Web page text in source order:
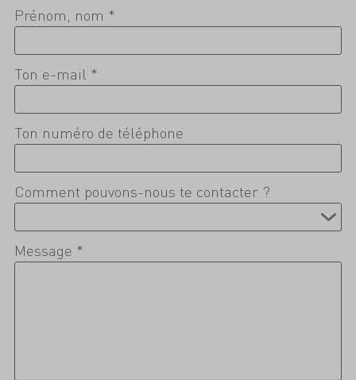
Prénom, nom *
Ton e-mail *
Ton numéro de téléphone
Comment pouvons-nous te contacter ?
Message *